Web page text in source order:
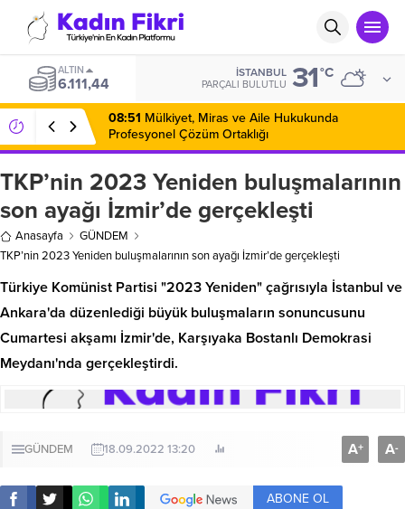
ALTIN
6.111,44
İSTANBUL
PARÇALI BULUTLU 31°C
08:51 Mülkiyet, Miras ve Aile Hukukunda
Profesyonel Çözüm Ortaklığı
TKP’nin 2023 Yeniden buluşmalarının
son ayağı İzmir’de gerçekleşti
Anasayfa
GÜNDEM
TKP’nin 2023 Yeniden buluşmalarının son ayağı İzmir’de gerçekleşti
Türkiye Komünist Partisi "2023 Yeniden" çağrısıyla İstanbul ve
Ankara'da düzenlediği büyük buluşmaların sonuncusunu
Cumartesi akşamı İzmir'de, Karşıyaka Bostanlı Demokrasi
Meydanı'nda gerçekleştirdi.
GÜNDEM 18.09.2022 13:20 A+ A-
ABONE OL